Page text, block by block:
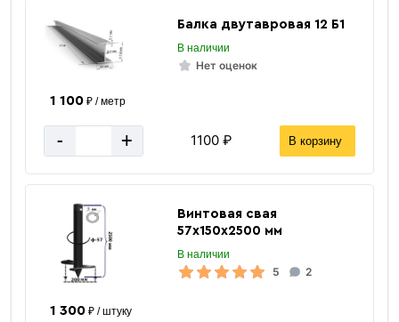
Балка двутавровая 12 Б1
В наличии
Нет оценок
1 100₽ / метр
- + 1100 ₽ В корзину
Винтовая свая
57х150х2500 мм
В наличии
5 2
1 300₽ / штуку